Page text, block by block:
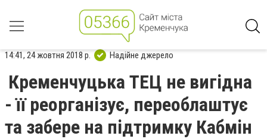
14:41, 24 жовтня 2018 р. Надійне джерело
Кременчуцька ТЕЦ не вигідна
- її реорганізує, переоблаштує
та забере на підтримку Кабмін